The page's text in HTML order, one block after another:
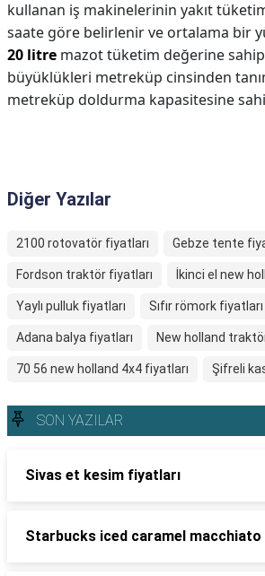
kullanan iş makinelerinin yakıt
saate göre belirlenir ve ortalama bir
20 litre mazot tüketim değerine
büyüklükleri metreküp cinsinden
metreküp doldurma kapasitesine
Diğer Yazılar
2100 rotovatör fiyatları Gebze tente
Fordson traktör fiyatları İkinci el new
Yaylı pulluk fiyatları Sıfır römork fiyatları
Adana balya fiyatları New holland
70 56 new holland 4x4 fiyatları Şifreli
SON YAZILAR
Sivas et kesim fiyatları
Starbucks iced caramel macchiato